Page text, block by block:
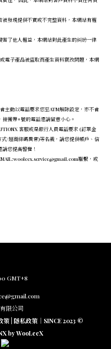
被發現提供不實或不完整資料，本網站有權
了他人權益，本網站對此產生的糾紛一律
電子產品被盜取而產生資料竄改問題，本網
主動以電話要求您至ATM解除設定， 亦不會
接獲帶+號的電話還請留意小心。
客服或是銀行人員電話要求 (訂單金
/超商條碼異常)等名義，請您提供帳戶、信
您提高警覺！
聯繫，或
GMT+8
限公司
策| 隱私政策｜SINCE 2023 ©
by WooLeeX